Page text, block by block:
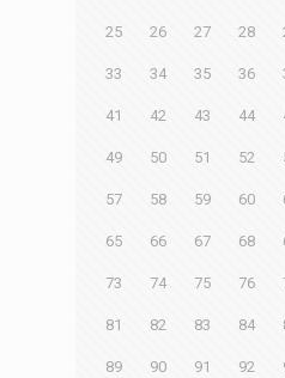
25 26 27 28
33 34 35 36
41 42 43 44
49 50 51 52
57 58 59 60
65 66 67 68
73 74 75 76
81 82 83 84
89 90 91 92